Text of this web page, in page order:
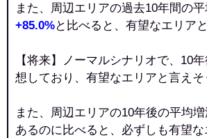
また、周辺エリアの過去10年間の
+85.0%と比べると、有望なエリア
【将来】ノーマルシナリオで、10
想しており、有望なエリアと言えそ
また、周辺エリアの10年後の平均
あるのに比べると、必ずしも有望な